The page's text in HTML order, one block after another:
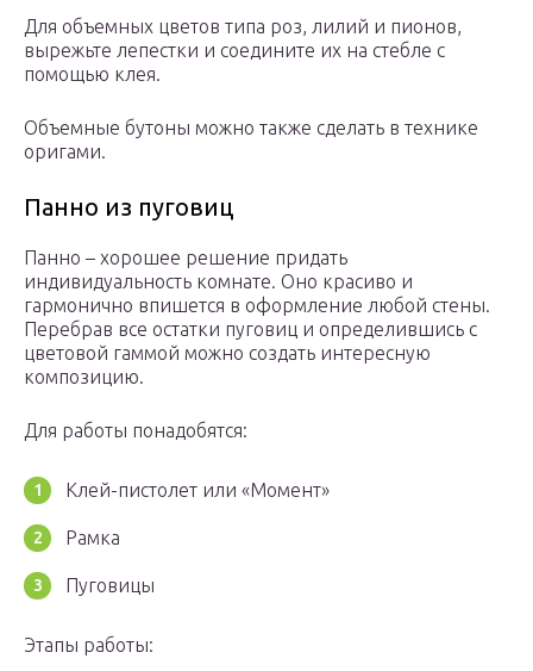
Для объемных цветов типа роз, лилий и пионов,
вырежьте лепестки и соедините их на стебле с
помощью клея.
Объемные бутоны можно также сделать в технике
оригами.
Панно из пуговиц
Панно – хорошее решение придать
индивидуальность комнате. Оно красиво и
гармонично впишется в оформление любой стены.
Перебрав все остатки пуговиц и определившись с
цветовой гаммой можно создать интересную
композицию.
Для работы понадобятся:
Клей-пистолет или «Момент»
Рамка
Пуговицы
Этапы работы: